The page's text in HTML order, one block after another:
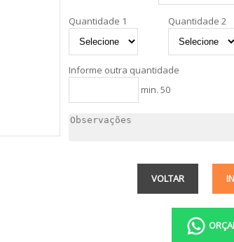
Quantidade 1 Quantidade 2
Informe outra quantidade
min. 50
VOLTAR